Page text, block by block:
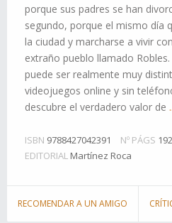
porque sus padres se han
segundo, porque el mismo día
la ciudad y marcharse a vivir
extraño pueblo llamado
puede ser realmente muy
videojuegos online y sin
descubre el verdadero valor de
ISBN 9788427042391 Nº PÁGS 192
EDITORIAL Martínez Roca
RECOMENDAR A UN AMIGO